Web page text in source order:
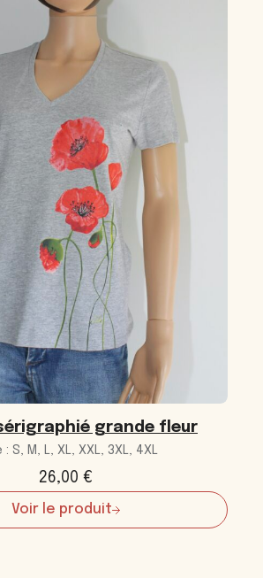
grande fleur
: S, M, L, XL, XXL, 3XL, 4XL
26,00 €
Voir le produit
:
T-